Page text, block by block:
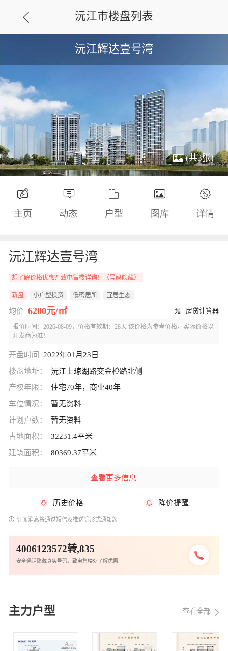
沅江市楼盘列表
沅江辉达壹号湾
(共3张)
主页 动态 户型 图库 详情
沅江辉达壹号湾
想了解价格优惠？致电售楼详询！（号码隐藏）
新盘 小户型投资 低密居所 宜居生态
均价 房贷计算器
6200元/㎡
报价时间：2026-08-09，价格有效期：28天 该价格为参考价格，实际价格以
开发商为准！
开盘时间
2022年01月23日
楼盘地址：
沅江上琼湖路交金橙路北侧
产权年限：
住宅70年，商业40年
车位情况：
暂无资料
计划户数：
暂无资料
占地面积：
32231.4平米
建筑面积：
80369.37平米
查看更多信息
历史价格 降价提醒
订阅消息将通过短信及推送等形式通知您
4006123572转,835
安全通话隐藏真实号码，致电售楼处了解优惠
主力户型 查看全部